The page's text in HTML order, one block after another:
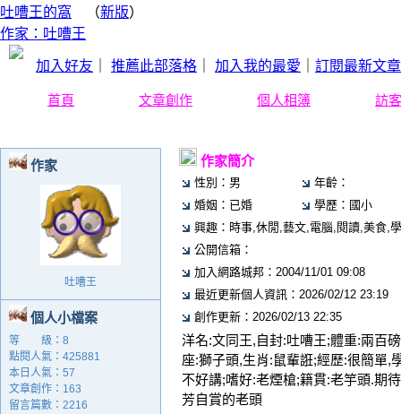
吐嘈王的窩 （新版）
首頁 文章創作 個人相簿 訪
加入好友 推薦此部落格 加入我的最愛 訂閱最新文章
作家：吐嘈王
作家
吐嘈王
個人小檔案
等 級：8
點閱人氣：425881
本日人氣：57
文章創作：163
留言篇數：2216
作家簡介
性別：男
年齡：
婚姻：已婚
學歷：國小
興趣：時事,休閒,藝文,電腦,閱讀,美食,
公開信箱：
加入網路城邦：2004/11/01 09:08
最近更新個人資訊：2026/02/12 23:19
創作更新：2026/02/13 22:35
洋名:文同王,自封:吐嘈王;體重:兩百
座:獅子頭,生肖:鼠輩誑;經歷:很簡單,
不好講;嗜好:老煙槍;籍貫:老竽頭.期
芳自賞的老頭